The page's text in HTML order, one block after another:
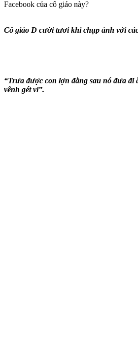
Facebook của cô giáo này?
Cô giáo D cười tươi khi chụp ảnh với
“Trưa được con lợn đằng sau nó đưa đi
vênh gét vl”.